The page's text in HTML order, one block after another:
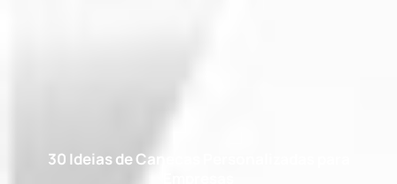
30 Ideias de Canecas Personalizadas para